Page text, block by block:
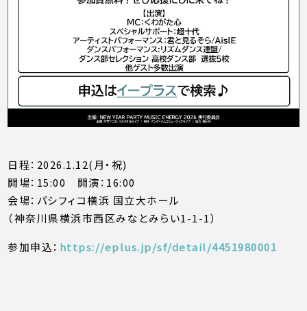
日程：2026.1.12(月・祝)
開場：15:00 開演：16:00
会場：パシフィコ横浜 国立大ホール
（神奈川県横浜市西区みなとみらい1-1-1）
参加申込： https://eplus.jp/sf/detail/4451980001